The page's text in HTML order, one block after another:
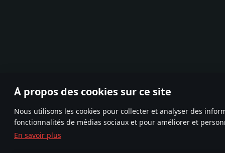
À propos des cookies sur ce site
Nous utilisons les cookies pour collecter et analyser des
fonctionnalités de médias sociaux et pour améliorer et
En savoir plus